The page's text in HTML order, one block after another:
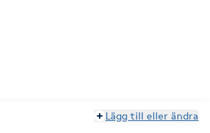
Lägg till eller ändra